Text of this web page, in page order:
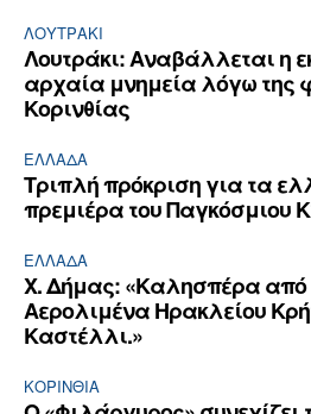
ΛΟΥΤΡΆΚΙ
Λουτράκι: Αναβάλλεται η
αρχαία μνημεία λόγω της
Κορινθίας
ΕΛΛΆΔΑ
Τριπλή πρόκριση για τα
πρεμιέρα του Παγκόσμιου
ΕΛΛΆΔΑ
Χ. Δήμας: «Καλησπέρα από
Αερολιμένα Ηρακλείου
Καστέλλι.»
ΚΟΡΙΝΘΊΑ